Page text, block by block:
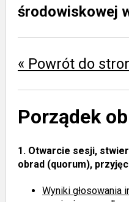
środowiskowej
« Powrót do
Porządek
1. Otwarcie sesji,
obrad (quorum),
Wyniki głosowania